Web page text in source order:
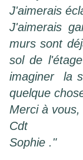
J'aimerais
J'aimerais
murs sont
sol de
imaginer la
quelque
Merci à vous,
Cdt
Sophie ."